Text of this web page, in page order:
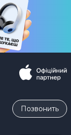
Позвонить